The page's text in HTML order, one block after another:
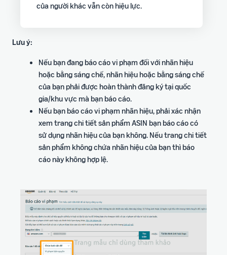
của người khác vẫn còn hiệu lực.
Lưu ý:
Nếu bạn đang báo cáo vi phạm đối với nhãn hiệu
hoặc bằng sáng chế, nhãn hiệu hoặc bằng sáng chế
của bạn phải được hoàn thành đăng ký tại quốc
gia/khu vực mà bạn báo cáo.
Nếu bạn báo cáo vi phạm nhãn hiệu, phải xác nhận
xem trang chi tiết sản phẩm ASIN bạn báo cáo có
sử dụng nhãn hiệu của bạn không. Nếu trang chi tiết
sản phẩm không chứa nhãn hiệu của bạn thì báo
cáo này không hợp lệ.